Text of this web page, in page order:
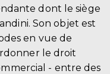
dont le siège
Son objet est
en vue de
le droit
- entre des